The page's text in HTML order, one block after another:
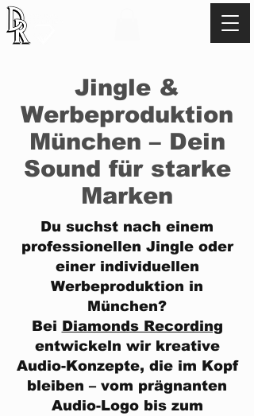
Jingle &
Werbeproduktion
München – Dein
Sound für starke
Marken
Du suchst nach einem
professionellen Jingle oder
einer individuellen
Werbeproduktion in
München?
Bei Diamonds Recording
entwickeln wir kreative
Audio-Konzepte, die im Kopf
bleiben – vom prägnanten
Audio-Logo bis zum